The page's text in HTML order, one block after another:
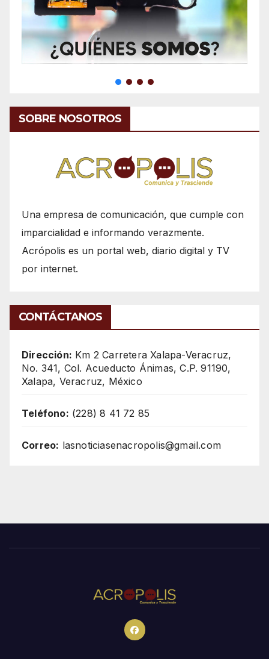
SOBRE NOSOTROS
Una empresa de comunicación, que cumple con
imparcialidad e informando verazmente.
Acrópolis es un portal web, diario digital y TV
por internet.
CONTÁCTANOS
Dirección: Km 2 Carretera Xalapa-Veracruz,
No. 341, Col. Acueducto Ánimas, C.P. 91190,
Xalapa, Veracruz, México
Teléfono: (228) 8 41 72 85
Correo: lasnoticiasenacropolis@gmail.com